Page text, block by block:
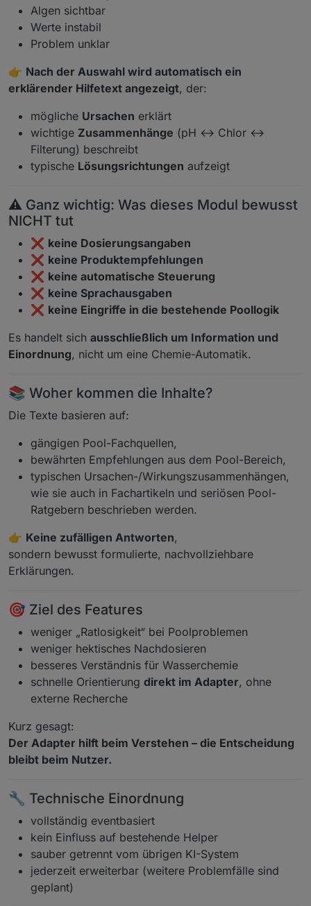
Algen sichtbar
Werte instabil
Problem unklar
👉 Nach der Auswahl wird automatisch ein
erklärender Hilfetext angezeigt, der:
mögliche Ursachen erklärt
wichtige Zusammenhänge (pH ↔ Chlor ↔
Filterung) beschreibt
typische Lösungsrichtungen aufzeigt
⚠️ Ganz wichtig: Was dieses Modul bewusst
NICHT tut
❌ keine Dosierungsangaben
❌ keine Produktempfehlungen
❌ keine automatische Steuerung
❌ keine Sprachausgaben
❌ keine Eingriffe in die bestehende Poollogik
Es handelt sich ausschließlich um Information und
Einordnung, nicht um eine Chemie-Automatik.
📚 Woher kommen die Inhalte?
Die Texte basieren auf:
gängigen Pool-Fachquellen,
bewährten Empfehlungen aus dem Pool-Bereich,
typischen Ursachen-/Wirkungszusammenhängen,
wie sie auch in Fachartikeln und seriösen Pool-
Ratgebern beschrieben werden.
👉 Keine zufälligen Antworten,
sondern bewusst formulierte, nachvollziehbare
Erklärungen.
🎯 Ziel des Features
weniger „Ratlosigkeit“ bei Poolproblemen
weniger hektisches Nachdosieren
besseres Verständnis für Wasserchemie
schnelle Orientierung direkt im Adapter, ohne
externe Recherche
Kurz gesagt:
Der Adapter hilft beim Verstehen – die Entscheidung
bleibt beim Nutzer.
🔧 Technische Einordnung
vollständig eventbasiert
kein Einfluss auf bestehende Helper
sauber getrennt vom übrigen KI-System
jederzeit erweiterbar (weitere Problemfälle sind
geplant)